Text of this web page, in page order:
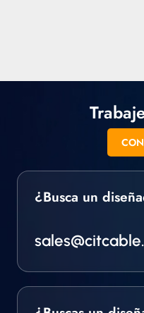
trenzado y en otros
¿Busca un